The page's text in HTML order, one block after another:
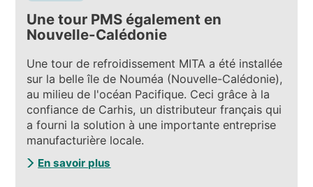
Une tour PMS également en
Nouvelle-Calédonie
Une tour de refroidissement MITA a été installée
sur la belle île de Nouméa (Nouvelle-Calédonie),
au milieu de l'océan Pacifique. Ceci grâce à la
confiance de Carhis, un distributeur français qui
a fourni la solution à une importante entreprise
manufacturière locale.
En savoir plus